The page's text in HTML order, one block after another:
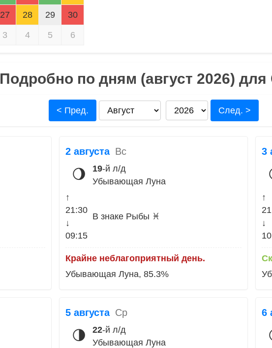
27 28 29 30
3 4 5 6
Подробно по дням (август 2026)
< Пред. След. >
2 августа Вс
🌖 19-й л/д
Убывающая Луна
↑
21:30
↓
09:15
В знаке Рыбы ♓
Крайне неблагоприятный день.
Убывающая Луна, 85.3%
3
↑
↓
5 августа Ср
🌗 22-й л/д
Убывающая Луна
6